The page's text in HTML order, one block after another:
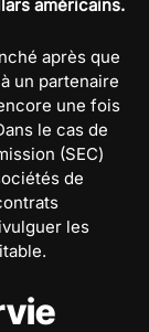
américains.
après que
un partenaire
une fois
le cas de
(SEC)
de
les